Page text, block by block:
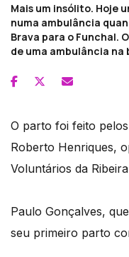
Mais um insólito. Hoje
numa ambulância
Brava para o Funchal.
de uma ambulância na
O parto foi feito
Roberto Henriques,
Voluntários da
Paulo Gonçalves,
seu primeiro parto